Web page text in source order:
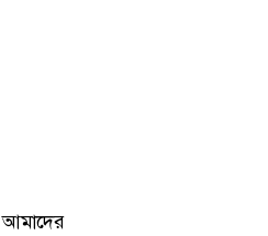
আমাদের